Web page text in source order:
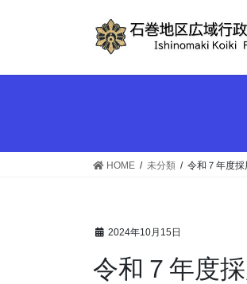
HOME 未分類 令和７年度
2024年10月15日
令和７年度